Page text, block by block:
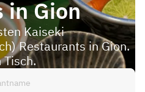
in Gion
Kaiseki
Restaurants in Gion.
Tisch.